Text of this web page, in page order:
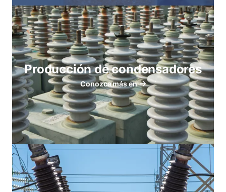
Producción de condensadores
Conozca más en